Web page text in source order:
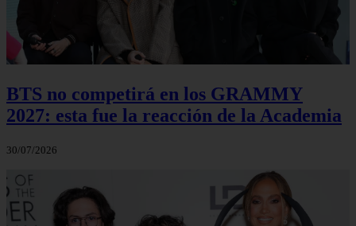
BTS no competirá en los GRAMMY
2027: esta fue la reacción de la Academia
30/07/2026